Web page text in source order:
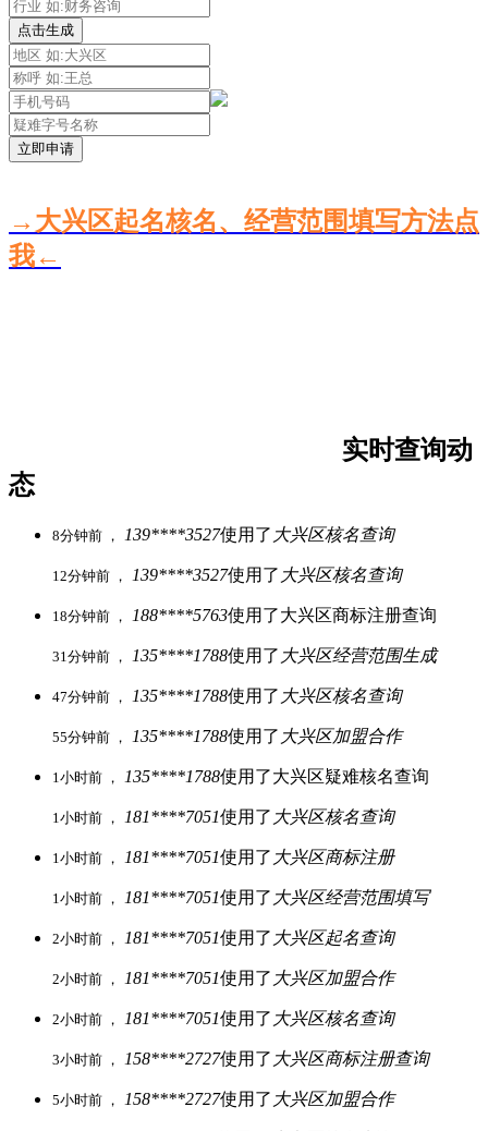
点击生成
立即申请
→大兴区起名核名、经营范围填写方法点
我←
实时查询动
态
8分钟前 ， 139****3527使用了 大兴区核名查询
12分钟前 ， 139****3527使用了 大兴区核名查询
18分钟前 ， 188****5763使用了大兴区商标注册查询
31分钟前 ， 135****1788使用了 大兴区经营范围生成
47分钟前 ， 135****1788使用了 大兴区核名查询
55分钟前 ， 135****1788使用了 大兴区加盟合作
1小时前 ， 135****1788使用了大兴区疑难核名查询
1小时前 ， 181****7051使用了 大兴区核名查询
1小时前 ， 181****7051使用了 大兴区商标注册
1小时前 ， 181****7051使用了 大兴区经营范围填写
2小时前 ， 181****7051使用了 大兴区起名查询
2小时前 ， 181****7051使用了 大兴区加盟合作
2小时前 ， 181****7051使用了 大兴区核名查询
3小时前 ， 158****2727使用了 大兴区商标注册查询
5小时前 ， 158****2727使用了 大兴区加盟合作